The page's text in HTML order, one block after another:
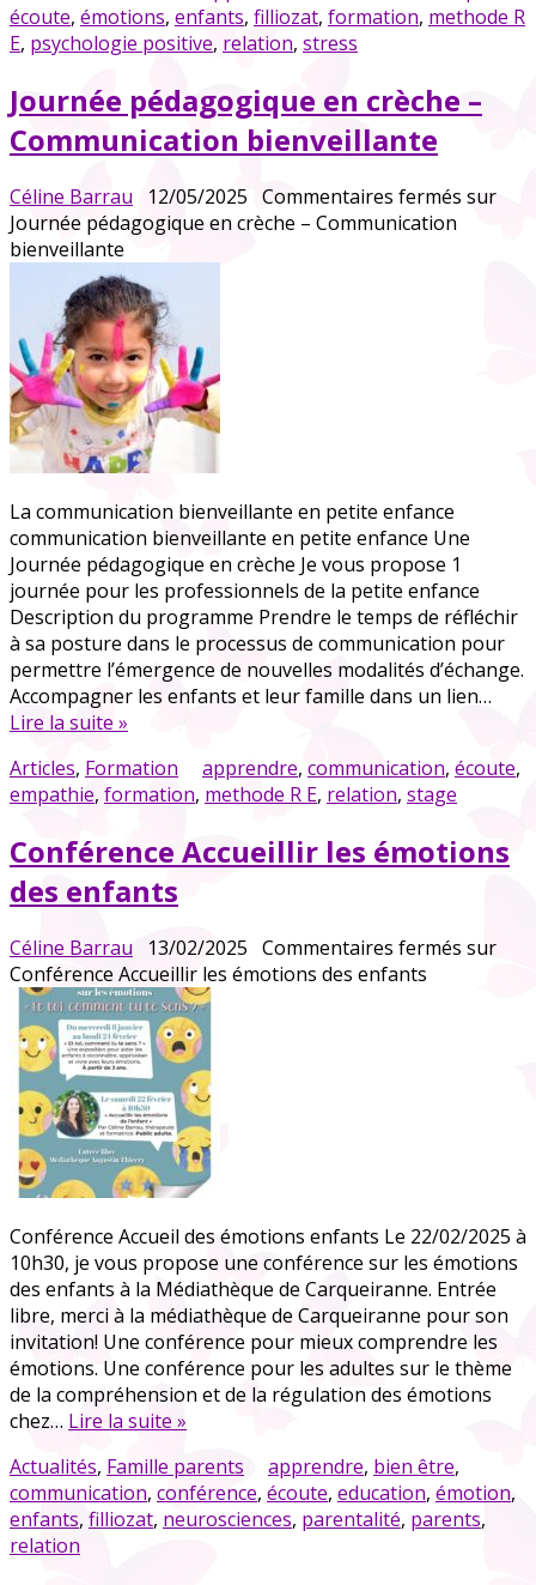
écoute, émotions, enfants, filliozat, formation, methode R
E, psychologie positive, relation, stress
Journée pédagogique en crèche –
Communication bienveillante
Céline Barrau 12/05/2025 Commentaires fermés sur
Journée pédagogique en crèche – Communication
bienveillante
La communication bienveillante en petite enfance
communication bienveillante en petite enfance Une
Journée pédagogique en crèche Je vous propose 1
journée pour les professionnels de la petite enfance
Description du programme Prendre le temps de réfléchir
à sa posture dans le processus de communication pour
permettre l’émergence de nouvelles modalités d’échange.
Accompagner les enfants et leur famille dans un lien…
Lire la suite »
Articles, Formation apprendre, communication, écoute,
empathie, formation, methode R E, relation, stage
Conférence Accueillir les émotions
des enfants
Céline Barrau 13/02/2025 Commentaires fermés sur
Conférence Accueillir les émotions des enfants
Conférence Accueil des émotions enfants Le 22/02/2025 à
10h30, je vous propose une conférence sur les émotions
des enfants à la Médiathèque de Carqueiranne. Entrée
libre, merci à la médiathèque de Carqueiranne pour son
invitation! Une conférence pour mieux comprendre les
émotions. Une conférence pour les adultes sur le thème
de la compréhension et de la régulation des émotions
chez… Lire la suite »
Actualités, Famille parents apprendre, bien être,
communication, conférence, écoute, education, émotion,
enfants, filliozat, neurosciences, parentalité, parents,
relation